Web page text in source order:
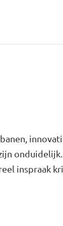
inspraak